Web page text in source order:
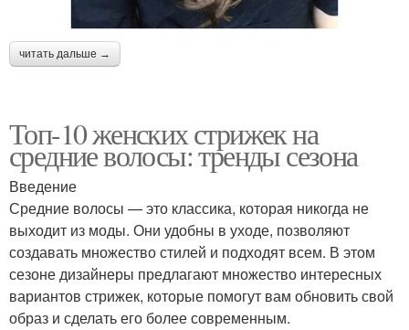
читать дальше →
Топ-10 женских стрижек на
средние волосы: тренды сезона
Введение
Средние волосы — это классика, которая никогда не
выходит из моды. Они удобны в уходе, позволяют
создавать множество стилей и подходят всем. В этом
сезоне дизайнеры предлагают множество интересных
вариантов стрижек, которые помогут вам обновить свой
образ и сделать его более современным.